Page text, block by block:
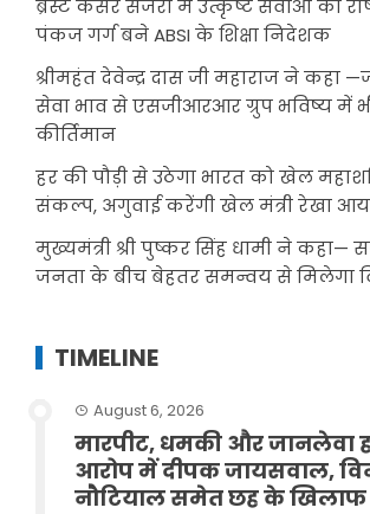
ब्रेस्ट कैंसर सर्जरी में उत्कृष्ट सेवाओं का
पंकज गर्ग बने ABSI के शिक्षा निदेशक
श्रीमहंत देवेन्द्र दास जी महाराज ने कहा
सेवा भाव से एसजीआरआर ग्रुप भविष्य में
कीर्तिमान
हर की पौड़ी से उठेगा भारत को खेल
संकल्प, अगुवाई करेंगी खेल मंत्री रेखा
मुख्यमंत्री श्री पुष्कर सिंह धामी ने कहा—
जनता के बीच बेहतर समन्वय से मिलेगा
TIMELINE
August 6, 2026
मारपीट, धमकी और
आरोप में दीपक जायसवाल,
नौटियाल समेत छह के